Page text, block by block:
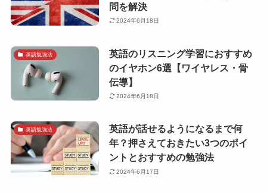
問を解決
2024年6月18日
英語勉強法
英語のリスニング学習におすすめ
のイヤホン6選【ワイヤレス・骨
伝導】
2024年6月18日
英語勉強法
英語が話せるようになるまで何
年？押さえておきたい3つのポイ
ントとおすすめの勉強法
2024年6月17日